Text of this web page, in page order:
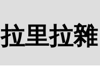
拉里拉雜